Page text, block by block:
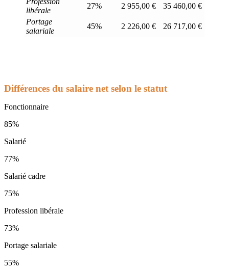
libérale
27% 2 955,00 €
35 460,00 €
Portage
salariale
45% 2 226,00 € 26 717,00 €
Différences du salaire net selon le statut
Fonctionnaire
85%
Salarié
77%
Salarié cadre
75%
Profession libérale
73%
Portage salariale
55%